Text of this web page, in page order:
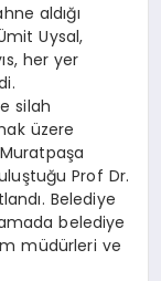
aldığı
Uysal,
her yer
silah
üzere
Muratpaşa
Prof Dr.
Belediye
belediye
müdürleri ve